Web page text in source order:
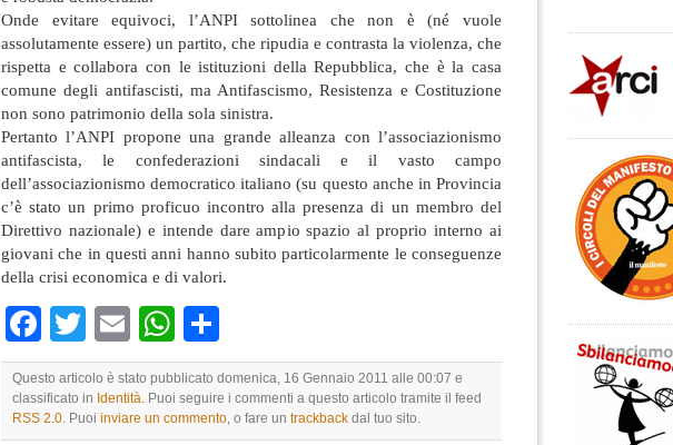
Onde evitare equivoci, l’ANPI sottolinea che non è (né vuole
assolutamente essere) un partito, che ripudia e contrasta la violenza, che
rispetta e collabora con le istituzioni della Repubblica, che è la casa
comune degli antifascisti, ma Antifascismo, Resistenza e Costituzione
non sono patrimonio della sola sinistra.
Pertanto l’ANPI propone una grande alleanza con l’associazionismo
antifascista, le confederazioni sindacali e il vasto campo
dell’associazionismo democratico italiano (su questo anche in Provincia
c’è stato un primo proficuo incontro alla presenza di un membro del
Direttivo nazionale) e intende dare ampio spazio al proprio interno ai
giovani che in questi anni hanno subito particolarmente le conseguenze
della crisi economica e di valori.
Facebook
TwitterEmailWhatsApp
Questo articolo è stato pubblicato domenica, 16 Gennaio 2011 alle 00:07 e
classificato in Identità. Puoi seguire i commenti a questo articolo tramite il feed
RSS 2.0. Puoi inviare un commento, o fare un trackback dal tuo sito.